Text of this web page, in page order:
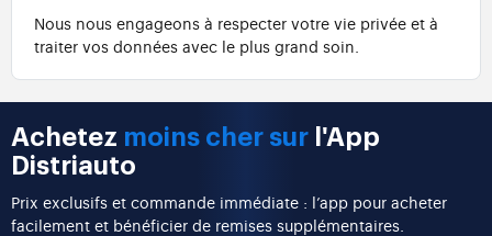
Nous nous engageons à respecter votre vie privée et à
traiter vos données avec le plus grand soin.
Achetez moins cher sur l'App
Distriauto
Prix exclusifs et commande immédiate : l’app pour acheter
facilement et bénéficier de remises supplémentaires.